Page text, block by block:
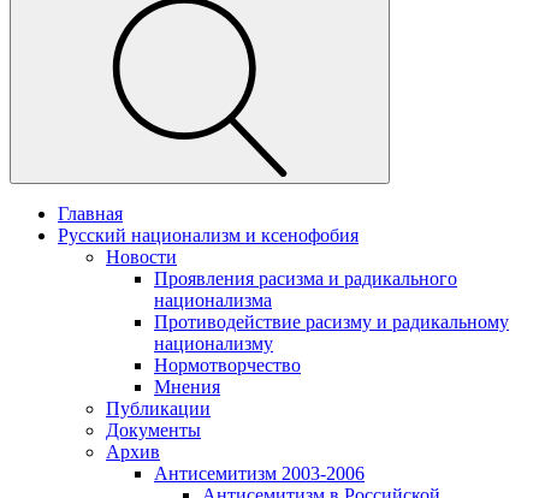
Главная
Русский национализм и ксенофобия
Новости
Проявления расизма и радикального
национализма
Противодействие расизму и радикальному
национализму
Нормотворчество
Мнения
Публикации
Документы
Архив
Антисемитизм 2003-2006